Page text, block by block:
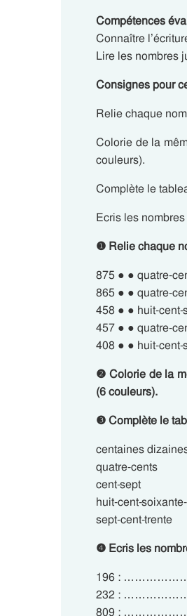
Compétences
Connaître
Lire les nombres
Consignes pour
Relie chaque
Colorie de la
couleurs).
Complète le
Ecris les
❶ Relie chaque
875 ● ● quatre-
865 ● ● quatre-
458 ● ● huit-
457 ● ● quatre-
408 ● ● huit-cent-
❷ Colorie de la
(6 couleurs).
❸ Complète le
centaines
quatre-cents
cent-sept
huit-cent-
sept-cent-trente
❹ Ecris les
196 :
232 :
809 :